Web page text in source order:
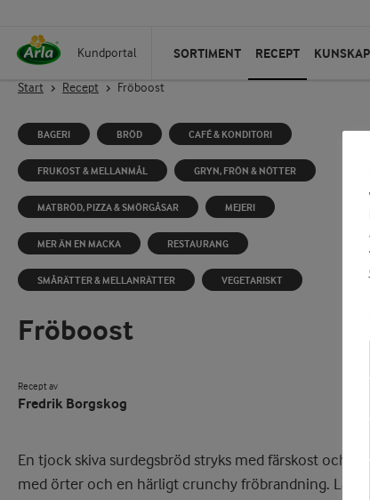
Kundportal SORTIMENT RECEPT KUNSKAP
Start Recept Fröboost
BAGERI BRÖD CAFÉ & KONDITORI
FRUKOST & MELLANMÅL GRYN, FRÖN & NÖTTER
MATBRÖD, PIZZA & SMÖRGÅSAR MEJERI
MER ÄN EN MACKA RESTAURANG
SMÅRÄTTER & MELLANRÄTTER VEGETARISKT
Fröboost
Recept av
Fredrik Borgskog
En tjock skiva surdegsbröd stryks med färskost och
med örter och en härligt crunchy fröbrandning. Lägg